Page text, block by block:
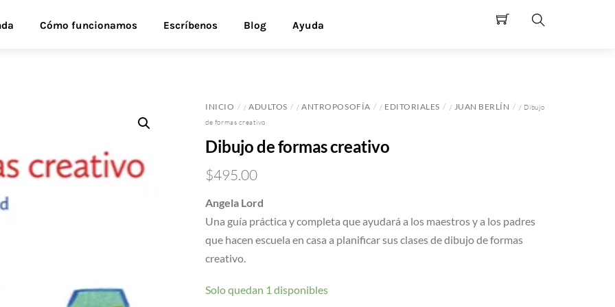
Cómo funcionamos Escríbenos Blog Ayuda
INICIO /ADULTOS /ANTROPOSOFÍA / EDITORIALES / JUAN BERLÍN
/ Dibujo
de formas creativo
Dibujo de formas creativo
$495.00
Angela Lord
Una guía práctica y completa que ayudará a los maestros y a los padres
que hacen escuela en casa a planificar sus clases de dibujo de formas
creativo.
Solo quedan 1 disponibles